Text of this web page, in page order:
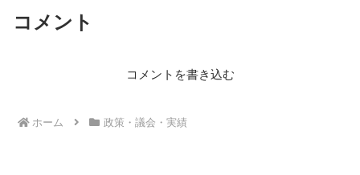
コメント
コメントを書き込む
ホーム 政策・議会・実績